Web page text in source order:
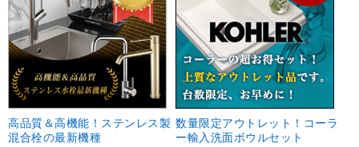
高品質＆高機能！ステンレス製
混合栓の最新機種
数量限定アウトレット！コーラ
ー輸入洗面ボウルセット